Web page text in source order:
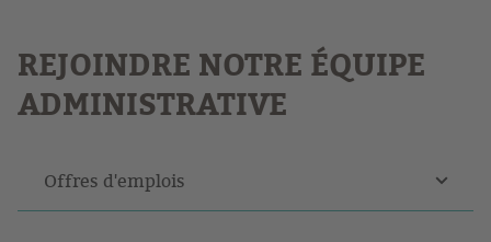
REJOINDRE NOTRE ÉQUIPE
ADMINISTRATIVE
Offres d'emplois